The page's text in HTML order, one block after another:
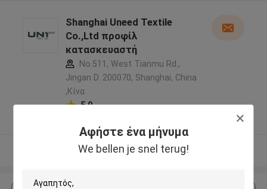
Αφήστε ένα μήνυμα
We bellen je snel terug!
Shanghai Uneed Textile
Co.,Ltd προφίλ
κατασκευαστή
No.511, West Tianmu Rd.,
Jingan D. 200070, Shanghai, China
,Κίνα
5.0
Δείτε περισσότερων